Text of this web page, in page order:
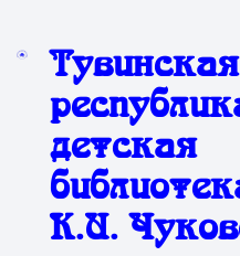
Тувинская
детская
К.И.